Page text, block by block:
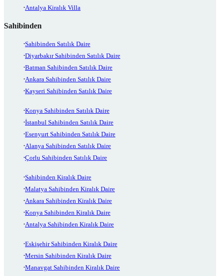
Antalya Kiralık Villa
Sahibinden
Sahibinden Satılık Daire
Diyarbakır Sahibinden Satılık Daire
Batman Sahibinden Satılık Daire
Ankara Sahibinden Satılık Daire
Kayseri Sahibinden Satılık Daire
Konya Sahibinden Satılık Daire
İstanbul Sahibinden Satılık Daire
Esenyurt Sahibinden Satılık Daire
Alanya Sahibinden Satılık Daire
Çorlu Sahibinden Satılık Daire
Sahibinden Kiralık Daire
Malatya Sahibinden Kiralık Daire
Ankara Sahibinden Kiralık Daire
Konya Sahibinden Kiralık Daire
Antalya Sahibinden Kiralık Daire
Eskişehir Sahibinden Kiralık Daire
Mersin Sahibinden Kiralık Daire
Manavgat Sahibinden Kiralık Daire